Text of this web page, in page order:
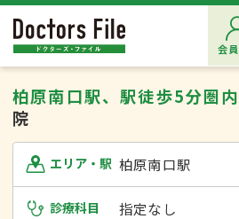
会
柏原南口駅、駅徒歩5分圏内
院
エリア・駅 柏原南口駅
診療科目 指定なし